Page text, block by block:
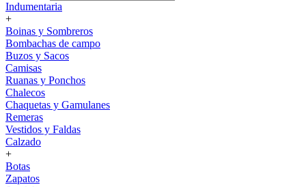
Indumentaria
+
Boinas y Sombreros
Bombachas de campo
Buzos y Sacos
Camisas
Ruanas y Ponchos
Chalecos
Chaquetas y Gamulanes
Remeras
Vestidos y Faldas
Calzado
+
Botas
Zapatos